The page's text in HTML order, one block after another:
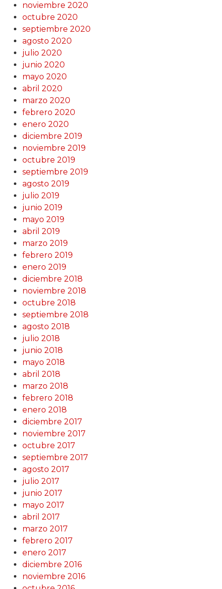
noviembre 2020
octubre 2020
septiembre 2020
agosto 2020
julio 2020
junio 2020
mayo 2020
abril 2020
marzo 2020
febrero 2020
enero 2020
diciembre 2019
noviembre 2019
octubre 2019
septiembre 2019
agosto 2019
julio 2019
junio 2019
mayo 2019
abril 2019
marzo 2019
febrero 2019
enero 2019
diciembre 2018
noviembre 2018
octubre 2018
septiembre 2018
agosto 2018
julio 2018
junio 2018
mayo 2018
abril 2018
marzo 2018
febrero 2018
enero 2018
diciembre 2017
noviembre 2017
octubre 2017
septiembre 2017
agosto 2017
julio 2017
junio 2017
mayo 2017
abril 2017
marzo 2017
febrero 2017
enero 2017
diciembre 2016
noviembre 2016